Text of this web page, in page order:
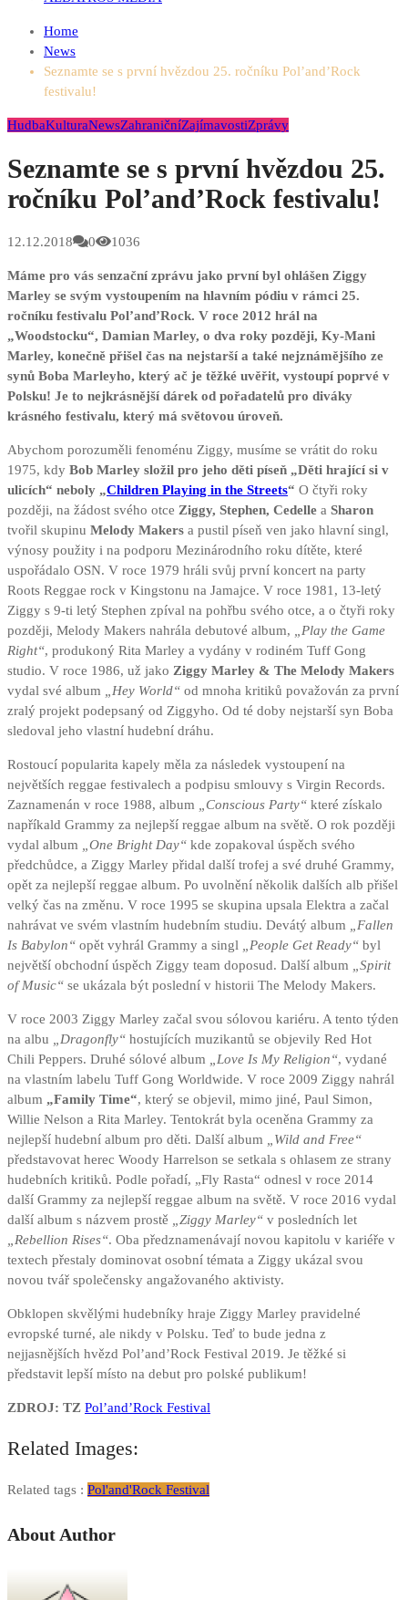
Home
News
Seznamte se s první hvězdou 25. ročníku Pol’and’Rock
festivalu!
HudbaKulturaNewsZahraničníZajímavostiZprávy
Seznamte se s první hvězdou 25.
ročníku Pol’and’Rock festivalu!
12.12.2018 0 1036
Máme pro vás senzační zprávu jako první byl ohlášen Ziggy
Marley se svým vystoupením na hlavním pódiu v rámci 25.
ročníku festivalu Pol’and’Rock. V roce 2012 hrál na
„Woodstocku“, Damian Marley, o dva roky později, Ky-Mani
Marley, konečně přišel čas na nejstarší a také nejznámějšího ze
synů Boba Marleyho, který ač je těžké uvěřit, vystoupí poprvé v
Polsku! Je to nejkrásnější dárek od pořadatelů pro diváky
krásného festivalu, který má světovou úroveň.
Abychom porozuměli fenoménu Ziggy, musíme se vrátit do roku
1975, kdy Bob Marley složil pro jeho děti píseň „Děti hrající si v
ulicích“ neboly „Children Playing in the Streets“ O čtyři roky
později, na žádost svého otce Ziggy, Stephen, Cedelle a Sharon
tvořil skupinu Melody Makers a pustil píseň ven jako hlavní singl,
výnosy použity i na podporu Mezinárodního roku dítěte, které
uspořádalo OSN. V roce 1979 hráli svůj první koncert na party
Roots Reggae rock v Kingstonu na Jamajce. V roce 1981, 13-letý
Ziggy s 9-ti letý Stephen zpíval na pohřbu svého otce, a o čtyři roky
později, Melody Makers nahrála debutové album,
„Play the Game
Right“, produkoný Rita Marley a vydány v rodiném Tuff Gong
studio. V roce 1986, už jako Ziggy Marley & The Melody Makers
vydal své album
„Hey World“ od mnoha kritiků považován za první
zralý projekt podepsaný od Ziggyho. Od té doby nejstarší syn Boba
sledoval jeho vlastní hudební dráhu.
Rostoucí popularita kapely měla za následek vystoupení na
největších reggae festivalech a podpisu smlouvy s Virgin Records.
Zaznamenán v roce 1988, album
„Conscious Party“ které získalo
napříkald Grammy za nejlepší reggae album na světě. O rok později
vydal album
„One Bright Day“ kde zopakoval úspěch svého
předchůdce, a Ziggy Marley přidal další trofej a své druhé Grammy,
opět za nejlepší reggae album. Po uvolnění několik dalších alb přišel
velký čas na změnu. V roce 1995 se skupina upsala Elektra a začal
nahrávat ve svém vlastním hudebním studiu. Devátý album
„Fallen
Is Babylon“ opět vyhrál Grammy a singl „People Get Ready“ byl
největší obchodní úspěch Ziggy team doposud. Další album
„Spirit
of Music“ se ukázala být poslední v historii The Melody Makers.
V roce 2003 Ziggy Marley začal svou sólovou kariéru. A tento týden
na albu
„Dragonfly“ hostujících muzikantů se objevily Red Hot
Chili Peppers. Druhé sólové album
„Love Is My Religion“, vydané
na vlastním labelu Tuff Gong Worldwide. V roce 2009 Ziggy nahrál
album „Family Time“, který se objevil, mimo jiné, Paul Simon,
Willie Nelson a Rita Marley. Tentokrát byla oceněna Grammy za
nejlepší hudební album pro děti. Další album
„Wild and Free“
představovat herec Woody Harrelson se setkala s ohlasem ze strany
hudebních kritiků. Podle pořadí, „Fly Rasta“ odnesl v roce 2014
další Grammy za nejlepší reggae album na světě. V roce 2016 vydal
další album s názvem prostě
„Ziggy Marley“ v posledních let
„Rebellion Rises“. Oba předznamenávají novou kapitolu v kariéře v
textech přestaly dominovat osobní témata a Ziggy ukázal svou
novou tvář společensky angažovaného aktivisty.
Obklopen skvělými hudebníky hraje Ziggy Marley pravidelné
evropské turné, ale nikdy v Polsku. Teď to bude jedna z
nejjasnějších hvězd Pol’and’Rock Festival 2019. Je těžké si
představit lepší místo na debut pro polské publikum!
ZDROJ: TZ Pol’and’Rock Festival
Related Images:
Related tags : Pol'and'Rock Festival
About Author